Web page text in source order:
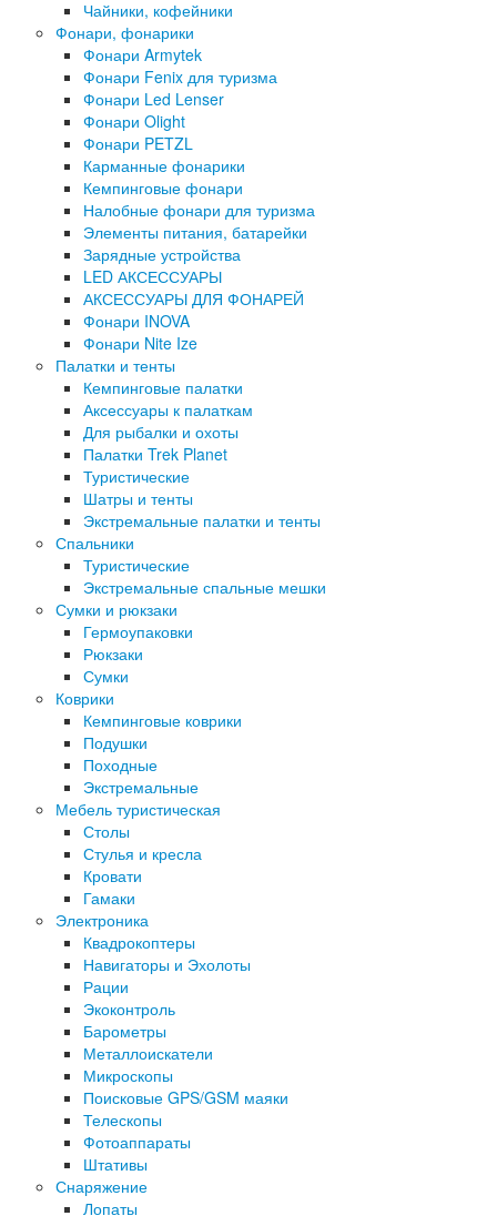
Чайники, кофейники
Фонари, фонарики
Фонари Armytek
Фонари Fenix для туризма
Фонари Led Lenser
Фонари Olight
Фонари PETZL
Карманные фонарики
Кемпинговые фонари
Налобные фонари для туризма
Элементы питания, батарейки
Зарядные устройства
LED АКСЕССУАРЫ
АКСЕССУАРЫ ДЛЯ ФОНАРЕЙ
Фонари INOVA
Фонари Nite Ize
Палатки и тенты
Кемпинговые палатки
Аксессуары к палаткам
Для рыбалки и охоты
Палатки Trek Planet
Туристические
Шатры и тенты
Экстремальные палатки и тенты
Спальники
Туристические
Экстремальные спальные мешки
Сумки и рюкзаки
Гермоупаковки
Рюкзаки
Сумки
Коврики
Кемпинговые коврики
Подушки
Походные
Экстремальные
Мебель туристическая
Столы
Стулья и кресла
Кровати
Гамаки
Электроника
Квадрокоптеры
Навигаторы и Эхолоты
Рации
Экоконтроль
Барометры
Металлоискатели
Микроскопы
Поисковые GPS/GSM маяки
Телескопы
Фотоаппараты
Штативы
Снаряжение
Лопаты